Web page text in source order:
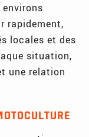
rapidement,
locales et des
situation,
une relation